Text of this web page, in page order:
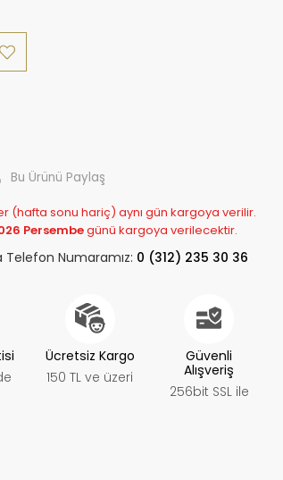
Bu Ürünü Paylaş
(hafta sonu hariç) aynı gün kargoya verilir.
Persembe günü kargoya verilecektir.
Numaramız: 0 (312) 235 30 36
Ücretsiz Kargo
150 TL ve üzeri
Güvenli
Alışveriş
256bit SSL ile